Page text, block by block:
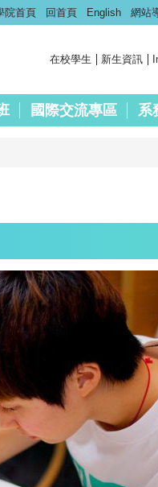
院首頁 回首頁 English 網站
在校學生 新生資訊
國際交流專區 系